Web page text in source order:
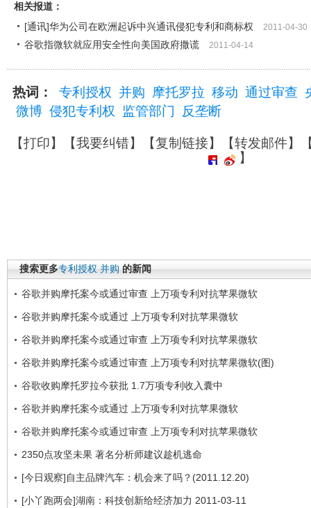
相关报道：
[通讯]华为公司在欧洲起诉中兴通讯侵犯专利和商标权
2011-04-30
谷歌指微软就应用安全性向美国政府撒谎 2011-04-14
热词： 专利授权 并购 摩托罗拉 移动 通过审查
微博 侵犯专利权 监管部门 反垄断
【打印】【我要纠错】【复制链接】【转发邮件】
】
搜索更多专利授权 并购 的新闻
谷歌并购摩托案今或通过审查 上万项专利对抗苹果微软
谷歌并购摩托案今或通过 上万项专利对抗苹果微软
谷歌并购摩托案今或通过审查 上万项专利对抗苹果微软
谷歌并购摩托案今或通过审查 上万项专利对抗苹果微软(图)
谷歌收购摩托罗拉今获批 1.7万项专利收入囊中
谷歌并购摩托案今或通过 上万项专利对抗苹果微软
谷歌并购摩托案今或通过审查 上万项专利对抗苹果微软
2350点攻坚未果 著名分析师建议趁机逃命
[今日观察]自主品牌汽车：机会来了吗？(2011.12.20)
[小丫跑两会]湖南：科技创新给经济加力 2011-03-11